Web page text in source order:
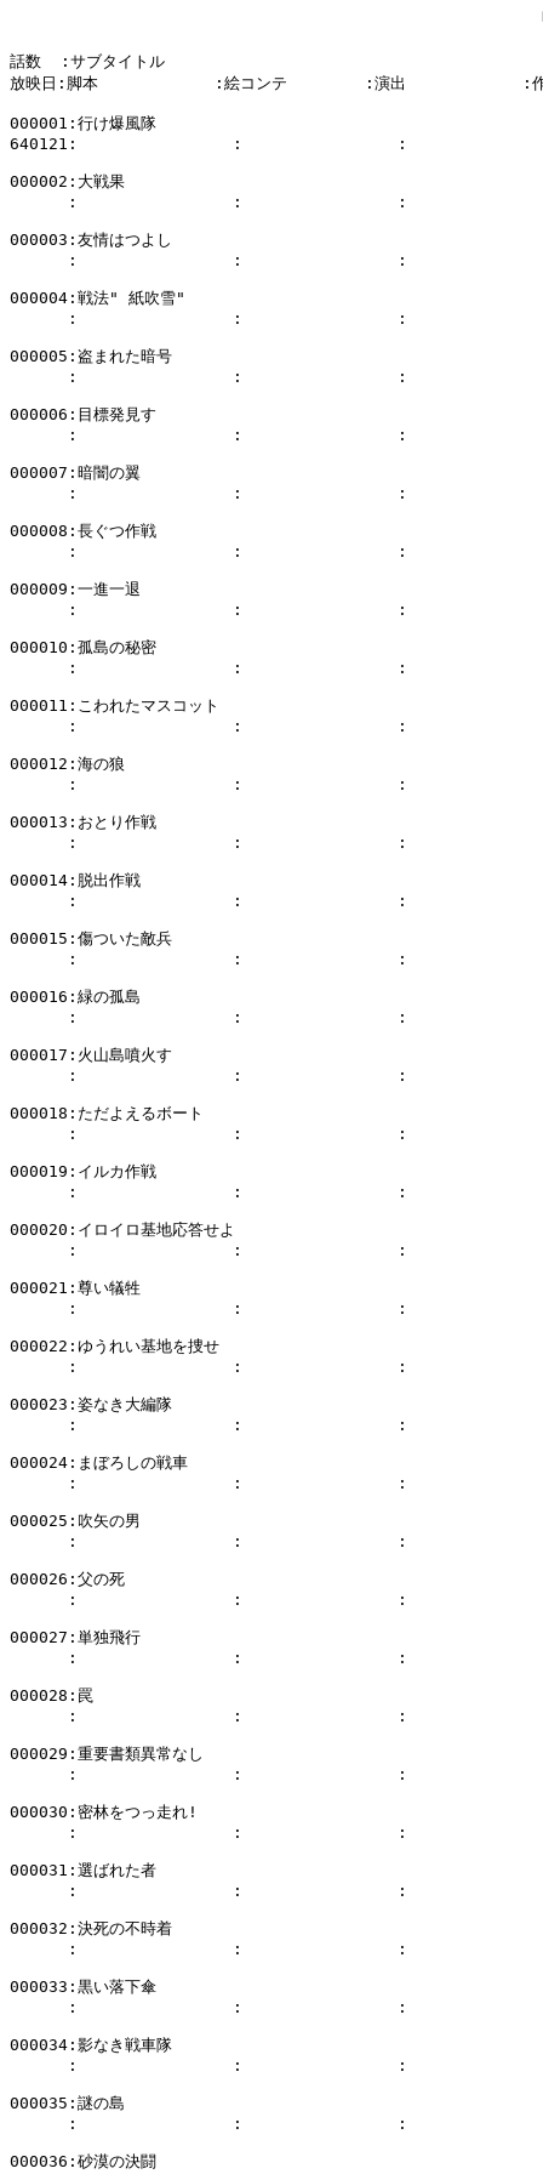
話数  :サブタイトル
放映日:脚本            :絵コンテ        :演出            :作
000001:行け爆風隊
640121:                :                :
000002:大戦果
:                :                :
000003:友情はつよし
:                :                :
000004:戦法" 紙吹雪"
:                :                :
000005:盗まれた暗号
:                :                :
000006:目標発見す
:                :                :
000007:暗闇の翼
:                :                :
000008:長ぐつ作戦
:                :                :
000009:一進一退
:                :                :
000010:孤島の秘密
:                :                :
000011:こわれたマスコット
:                :                :
000012:海の狼
:                :                :
000013:おとり作戦
:                :                :
000014:脱出作戦
:                :                :
000015:傷ついた敵兵
:                :                :
000016:緑の孤島
:                :                :
000017:火山島噴火す
:                :                :
000018:ただよえるボート
:                :                :
000019:イルカ作戦
:                :                :
000020:イロイロ基地応答せよ
:                :                :
000021:尊い犠牲
:                :                :
000022:ゆうれい基地を捜せ
:                :                :
000023:姿なき大編隊
:                :                :
000024:まぼろしの戦車
:                :                :
000025:吹矢の男
:                :                :
000026:父の死
:                :                :
000027:単独飛行
:                :                :
000028:罠
:                :                :
000029:重要書類異常なし
:                :                :
000030:密林をつっ走れ!
:                :                :
000031:選ばれた者
:                :                :
000032:決死の不時着
:                :                :
000033:黒い落下傘
:                :                :
000034:影なき戦車隊
:                :                :
000035:謎の島
:                :                :
000036:砂漠の決闘